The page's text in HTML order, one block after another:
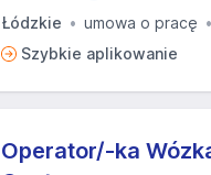
Łódzkie
umowa o pracę
Szybkie aplikowanie
Operator/-ka